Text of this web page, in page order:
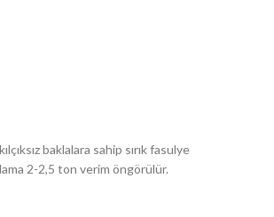
baklalara sahip sırık fasulye
2-2,5 ton verim öngörülür.